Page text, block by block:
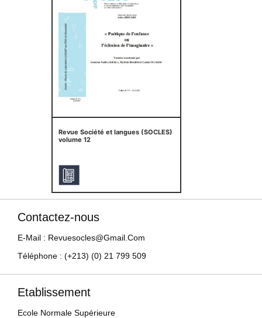
Revue Société et langues (SOCLES)
volume 12
Contactez-nous
E-Mail : Revuesocles@gmail.com
Téléphone : (+213) (0) 21 799 509
Etablissement
Ecole Normale Supérieure